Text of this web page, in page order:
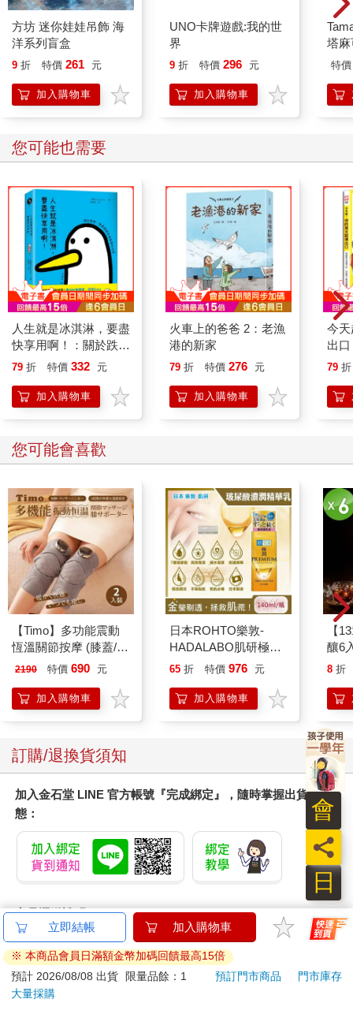
方坊 迷你娃娃吊飾 海
洋系列盲盒
9 折 特價 261 元
加入購物車
UNO卡牌遊戲:我的世
界
9 折 特價 296 元
加入購物車
塔
園
特價
您可能也需要
人生就是冰淇淋，要盡
快享用啊！：關於跌
倒、焦慮與那些有點累
79 折 特價 332 元
加入購物車
火車上的爸爸 2：老漁
港的新家
79 折 特價 276 元
加入購物車
今
出
有
79 折
您可能會喜歡
【Timo】多功能震動
恆溫關節按摩 (膝蓋/
肩/手肘通用) 無線充電
膝熱敷【雙入組】
2190 特價 690 元
加入購物車
日本ROHTO樂敦-
HADALABO肌研極潤
金緻7重玻尿酸高效保
140ml/金瓶(Premium
臉部肌膚護理乳霜,素
65 折 特價 976 元
加入購物車
【
釀6
8 折
訂購/退換貨須知
加入金石堂 LINE 官方帳號『完成綁定』，隨時掌握出貨動
態：
商品運送說明：
本公司所提供的產品配送區域範圍目前僅限台灣本島。注
意！收件地址請勿為郵政信箱。
商品將由廠商透過貨運或是郵局寄送。消費者訂購之商品若
無法送達，經電話或 E-mail無法聯繫逾三天者，本公司將取
立即結帳 加入購物車
※ 本商品會員日滿額金幣加碼回饋最高15倍
預計 2026/08/08 出貨
限量品餘：1 預訂門市商品
門市庫存
大量採購
日
員
會